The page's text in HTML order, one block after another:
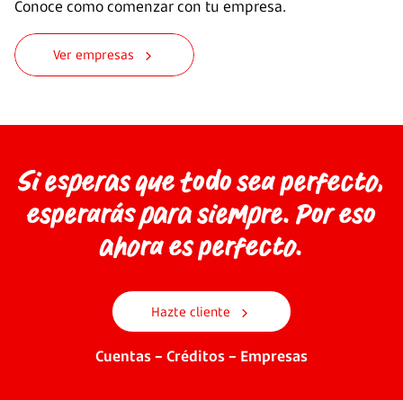
Conoce como comenzar con tu empresa.
Ver empresas
Si esperas que todo sea perfecto,
esperarás para siempre. Por eso
ahora es perfecto.
Hazte cliente
Cuentas – Créditos – Empresas